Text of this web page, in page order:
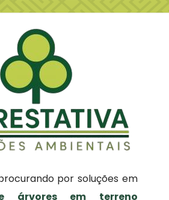
por soluções em
árvores em terreno